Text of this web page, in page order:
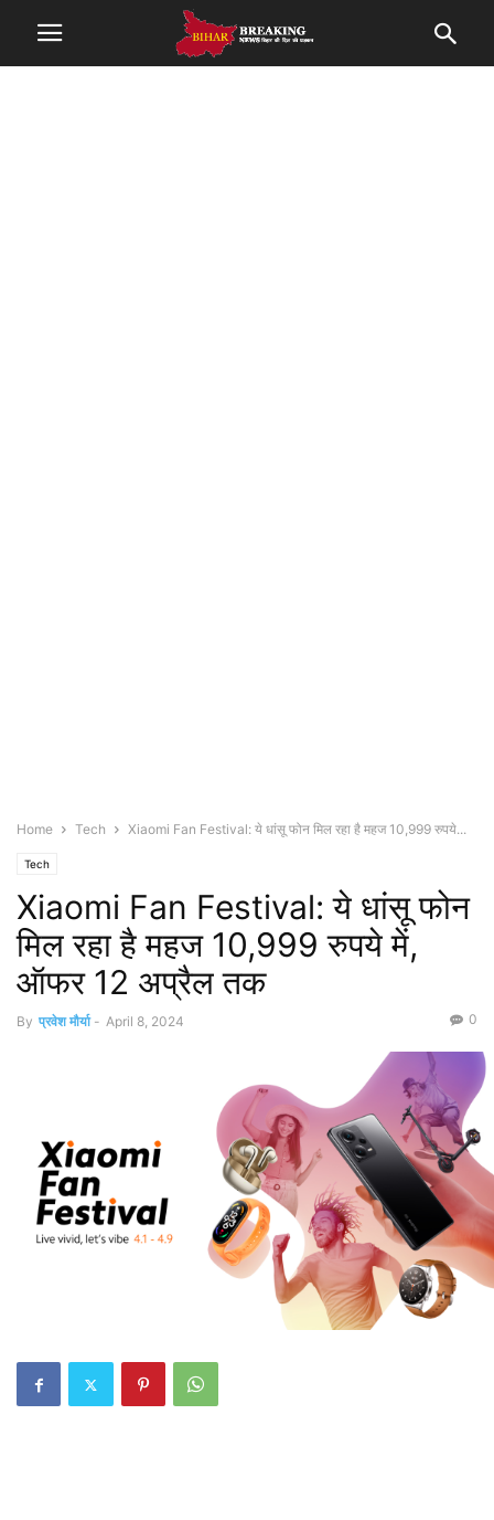
Home Tech Xiaomi Fan Festival: ये धांसू फोन मिल रहा है महज 10,999 रुपये...
Tech
Xiaomi Fan Festival: ये धांसू फोन
मिल रहा है महज 10,999 रुपये में,
ऑफर 12 अप्रैल तक
By प्रवेश मौर्या - April 8, 2024 0